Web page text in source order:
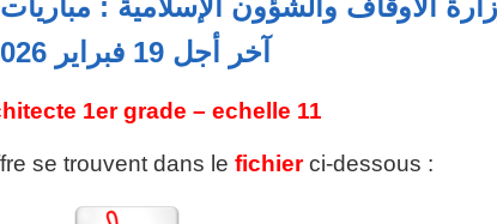
آخر أجل 19 فبراير 2026
1er grade – echelle 11
se trouvent dans le fichier ci-dessous :